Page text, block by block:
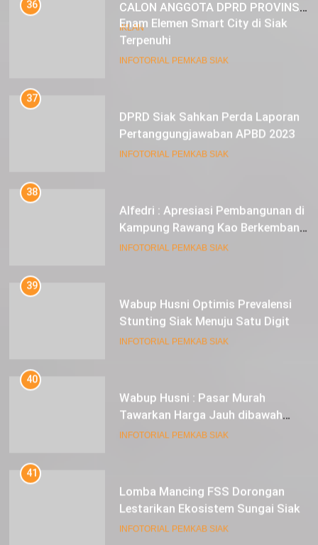
CALON ANGGOTA DPRD PROVINSI
DKI JAKARTA
IKLAN
37
DPRD Siak Sahkan Perda Laporan
Pertanggungjawaban APBD 2023
INFOTORIAL PEMKAB SIAK
38
Alfedri : Apresiasi Pembangunan di
Kampung Rawang Kao Berkembang
Pesat
INFOTORIAL PEMKAB SIAK
39
Wabup Husni Optimis Prevalensi
Stunting Siak Menuju Satu Digit
INFOTORIAL PEMKAB SIAK
40
Wabup Husni : Pasar Murah
Tawarkan Harga Jauh dibawah
Pasar Tradisional
INFOTORIAL PEMKAB SIAK
41
Lomba Mancing FSS Dorongan
Lestarikan Ekosistem Sungai Siak
INFOTORIAL PEMKAB SIAK
42
Festival Sungai Siak : Daya Tarik
Wisata dan Ingat Sejarah Dalam
Lestarikan Peradaban
INFOTORIAL PEMKAB SIAK